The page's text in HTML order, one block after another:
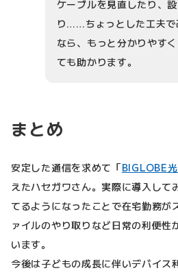
ケーブルを見直したり、
り……ちょっとした工夫で
なら、もっと分かりやす
ても助かります。
まとめ
安定した通信を求めて「BIGLOBE
えたハセガワさん。実際に導入して
てるようになったことで在宅勤務が
ァイルのやり取りなど日常の利便性
います。
今後は子どもの成長に伴いデバイス